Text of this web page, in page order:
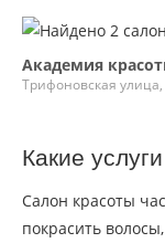
Академия
Трифоновская улица,
Какие
Салон красоты
покрасить